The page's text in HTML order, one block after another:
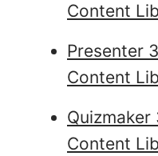
Content
Presenter
Content
Content